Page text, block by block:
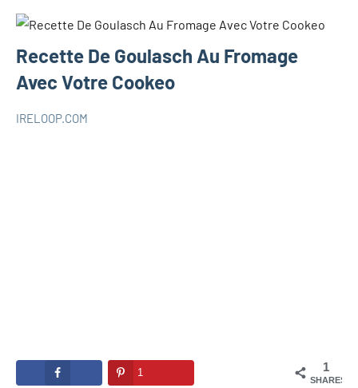
Recette De Goulasch Au Fromage
Avec Votre Cookeo
IRELOOP.COM
1
SHARES
1